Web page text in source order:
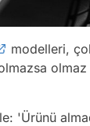
modelleri,
'Ürünü